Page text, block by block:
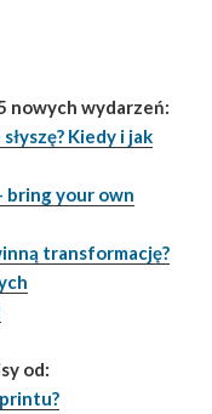
nowych wydarzeń:
Kiedy i jak
bring your own
transformację?
od: